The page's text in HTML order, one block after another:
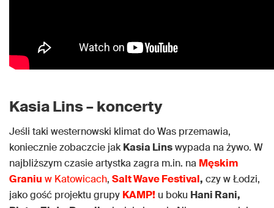
Kasia Lins – koncerty
Jeśli taki westernowski klimat do Was przemawia,
koniecznie zobaczcie jakKasia Linswypada na żywo. W
najbliższym czasie artystka zagra m.in. na Męskim
Graniu w Katowicach, Salt Wave Festival, czy w Łodzi,
jako gość projektu grupy KAMP! u boku Hani Rani,